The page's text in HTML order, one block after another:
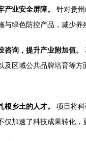
业安全屏障。
针对贵
绿色防控产品，减少
询，提升产业附加值。
区域公共品牌培育等
根乡土的人才。
项目将
仅加速了科技成果转化